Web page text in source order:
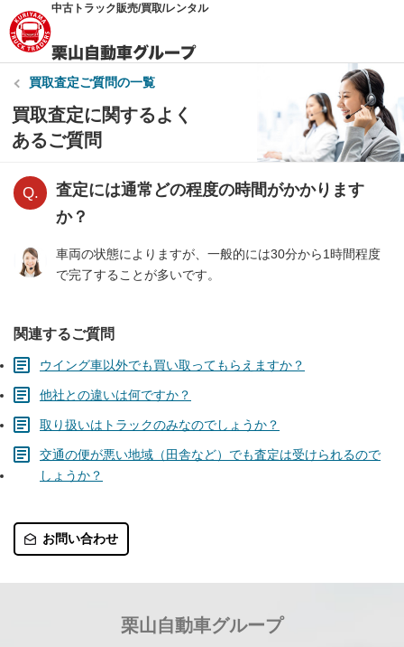
中古トラック販売/買取/レンタル
買取査定ご質問の一覧
買取査定に関するよく
あるご質問
査定には通常どの程度の時間がかかります
か？
車両の状態によりますが、一般的には30分から1時間程度
で完了することが多いです。
関連するご質問
ウイング車以外でも買い取ってもらえますか？
他社との違いは何ですか？
取り扱いはトラックのみなのでしょうか？
交通の便が悪い地域（田舎など）でも査定は受けられるので
しょうか？
お問い合わせ
栗山自動車グループ